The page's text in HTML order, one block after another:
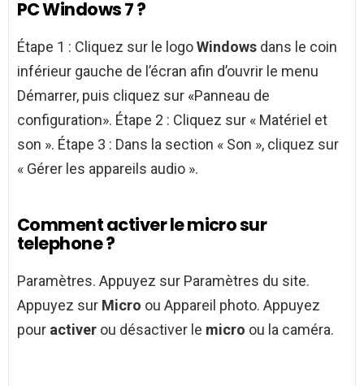
PC Windows 7 ?
Étape 1 : Cliquez sur le logoWindows dans le coin
inférieur gauche de l’écran afin d’ouvrir le menu
Démarrer, puis cliquez sur «Panneau de
configuration». Étape 2 : Cliquez sur « Matériel et
son ». Étape 3 : Dans la section « Son », cliquez sur
« Gérer les appareils audio ».
Comment activer le micro sur
telephone ?
Paramètres. Appuyez sur Paramètres du site.
Appuyez sur Micro ou Appareil photo. Appuyez
pour activer ou désactiver le micro ou la caméra.